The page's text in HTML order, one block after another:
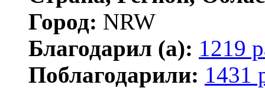
Город: NRW
Благодарил (а): 1219
Поблагодарили: 1431